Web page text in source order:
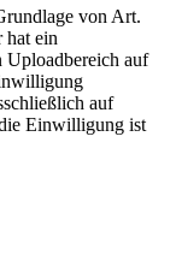
von Art.
ein
Uploadbereich auf
auf
Einwilligung ist